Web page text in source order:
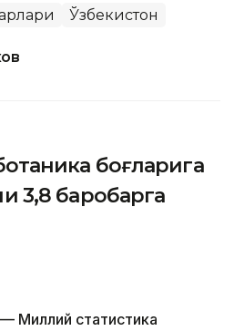
Ўзбекистон
боғларига
3,8 баробарга
Миллий статистика